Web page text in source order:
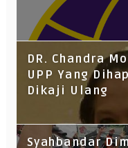
DR. Chandra
UPP Yang
Dikaji Ulang
Syahbandar